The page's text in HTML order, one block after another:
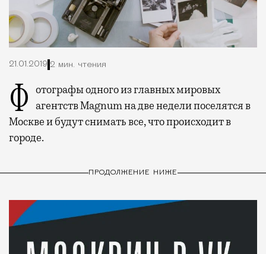
21.01.2019 2 мин. чтения
Фотографы одного из главных мировых агентств Magnum на две недели поселятся в
Москве и будут снимать все, что происходит в
городе.
ПРОДОЛЖЕНИЕ НИЖЕ